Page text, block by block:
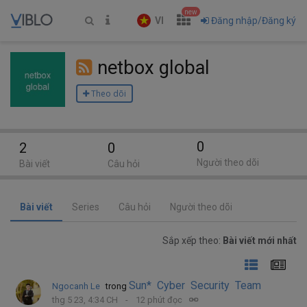
VI
new
Đăng nhập/Đăng ký
netbox global
Theo dõi
Bài viết Series Câu hỏi Người theo dõi
Sắp xếp theo: Bài viết mới nhất
Ngocanh Le trong Sun* Cyber Security Team
thg 5 23, 4:34 CH 12 phút đọc
2
Bài viết
0
Câu hỏi
0
Người theo dõi